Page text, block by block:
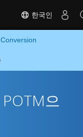
한국인
Conversion
으